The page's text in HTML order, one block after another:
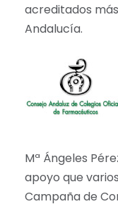
acreditados
Andalucía.
Mª Ángeles
apoyo que
Campaña de